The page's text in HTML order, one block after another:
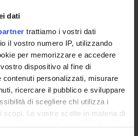
dati
trattiamo i vostri dati
il vostro numero IP, utilizzando
per memorizzare e accedere
dispositivo al fine di
contenuti personalizzati, misurare
ricercare il pubblico e sviluppare
di scegliere chi utilizza i
scopi. Le vostre scelte in materia di
solo su questa proprietà digitale
IN THE PROJECT
dell’energia e dello sviluppo
Resource Economics;